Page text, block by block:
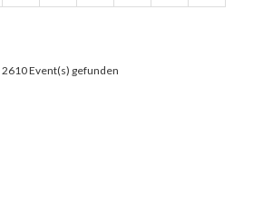
2610 Event(s) gefunden